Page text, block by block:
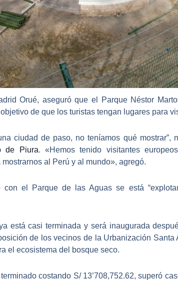
Orué, aseguró que el Parque Néstor
de que los turistas tengan lugares para
ciudad de paso, no teníamos qué mostrar”,
de Piura. «Hemos tenido visitantes
al Perú y al mundo», agregó.
con el Parque de las Aguas se está
está casi terminada y será inaugurada
de los vecinos de la Urbanización
el ecosistema del bosque seco.
costando S/ 13’708,752.62, superó